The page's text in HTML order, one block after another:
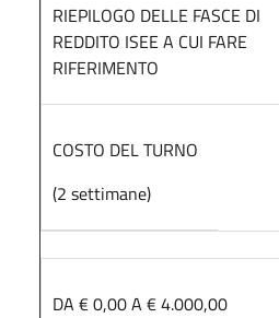
RIEPILOGO DELLE FASCE DI
REDDITO ISEE A CUI FARE
RIFERIMENTO
COSTO DEL TURNO
(2 settimane)
DA € 0,00 A € 4.000,00